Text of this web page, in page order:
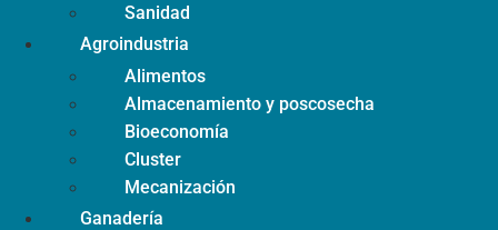
Sanidad
Agroindustria
Alimentos
Almacenamiento y poscosecha
Bioeconomía
Cluster
Mecanización
Ganadería